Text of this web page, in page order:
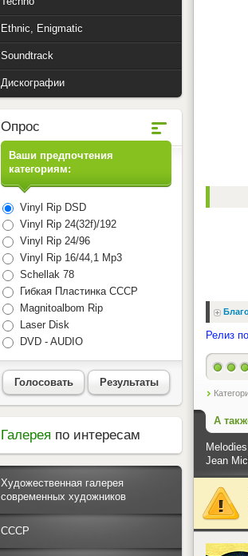
Релиз
А
Jean
<
Ethnic, Enigmatic
Soundtrack
Дискографии
Опрос
Ваши предпочтения
категориям:
Vinyl Rip DSD
Vinyl Rip 24(32f)/192
Vinyl Rip 24/96
Vinyl Rip 16/44,1 Mp3
Schellak 78
Гибкая Пластинка СССР
Magnitoalbom Rip
Laser Disk
DVD - AUDIO
Голосовать Результаты
Галерея по интересам
Художественная галерея
современных художников
СССР